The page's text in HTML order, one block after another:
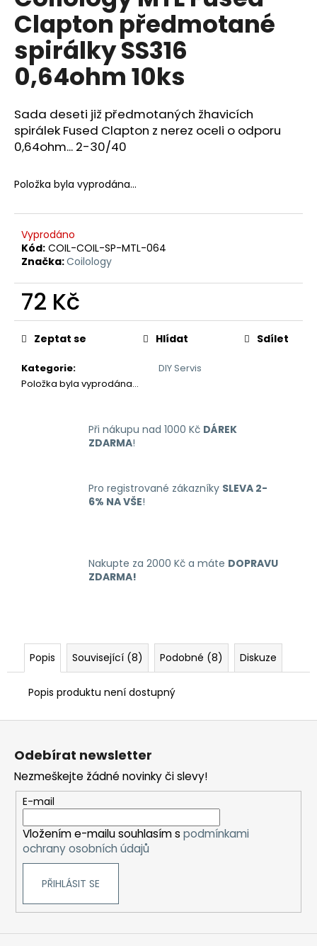
0,0
z
5
hvězdiček.
Clapton předmotané
spirálky SS316
0,64ohm 10ks
Sada deseti již předmotaných žhavicích
spirálek Fused Clapton z nerez oceli o odporu
0,64ohm... 2-30/40
Položka byla vyprodána…
Vyprodáno
Kód: COIL-COIL-SP-MTL-064
Značka:Coilology
72 Kč
Měrná
cena:
Kategorie:
DIY Servis
Položka byla vyprodána…
Zeptat se Hlídat Sdílet
Při nákupu nad 1000 Kč DÁREK
ZDARMA!
Pro registrované zákazníky SLEVA 2-
6% NA VŠE!
Nakupte za 2000 Kč a máte DOPRAVU
ZDARMA!
Popis Související (8) Podobné (8) Diskuze
Popis produktu není dostupný
a
j
í
t
?
D
o
p
r
č
u
e
m
Odebírat newsletter
Nezmeškejte žádné novinky či slevy!
E-mail
Vložením e-mailu souhlasím s podmínkami
ochrany osobních údajů
PŘIHLÁSIT SE